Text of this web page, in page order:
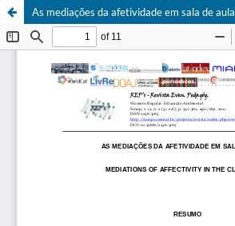
As mediações da afetividade em sala de aula